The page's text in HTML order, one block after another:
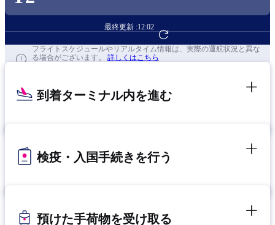
最終更新 :12:02
フライト予約へ
フライトスケジュールやリアルタイム情報は、実際の運航状況と異な
る場合がございます。 詳しくはこちら
到着ターミナル内を進む
検疫・入国手続きを行う
預けた手荷物を受け取る